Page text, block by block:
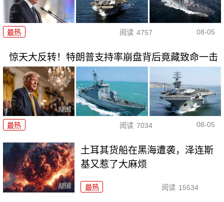
最热 阅读 4757 08-05
惊天大反转！特朗普支持率崩盘背后竟藏致命一击
最热 阅读 7034 08-05
土耳其货船在黑海遭袭，泽连斯
基又惹了大麻烦
最热 阅读 15534